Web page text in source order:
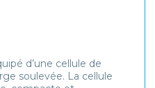
d’une cellule de
soulevée. La cellule